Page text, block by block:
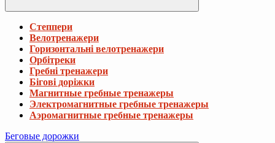
Степпери
Велотренажери
Горизонтальні велотренажери
Орбітреки
Гребні тренажери
Бігові доріжки
Магнитные гребные тренажеры
Электромагнитные гребные тренажеры
Аэромагнитные гребные тренажеры
Беговые дорожки